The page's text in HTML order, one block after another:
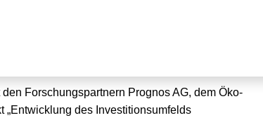
Forschungspartnern Prognos AG, dem Öko-
„Entwicklung des Investitionsumfelds